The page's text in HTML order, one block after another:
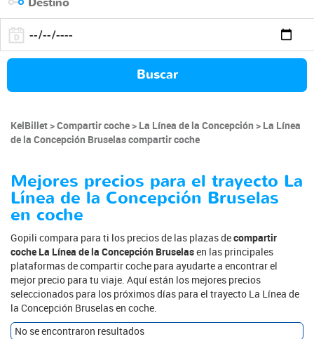
Buscar
KelBillet Compartir coche La Línea de la Concepción
La Línea
de la Concepción Bruselas compartir coche
Mejores precios para el trayecto La
Línea de la Concepción Bruselas
en coche
Gopili compara para ti los precios de las plazas decompartir
coche La Línea de la Concepción Bruselasen las principales
plataformas de compartir coche para ayudarte a encontrar el
mejor precio para tu viaje. Aquí están los mejores precios
seleccionados para los próximos días para el trayecto La Línea de
la Concepción Bruselas en coche.
No se encontraron resultados